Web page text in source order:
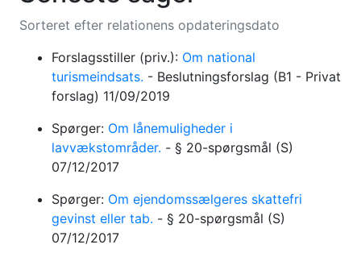
Sorteret efter relationens opdateringsdato
Forslagsstiller (priv.): Om national
turismeindsats. - Beslutningsforslag (B1 - Privat
forslag) 11/09/2019
Spørger: Om lånemuligheder i
lavvækstområder. - § 20-spørgsmål (S)
07/12/2017
Spørger: Om ejendomssælgeres skattefri
gevinst eller tab. - § 20-spørgsmål (S)
07/12/2017